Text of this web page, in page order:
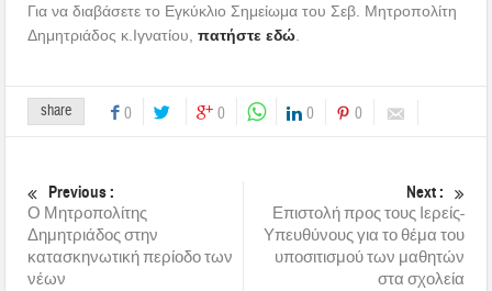
Για να διαβάσετε το Εγκύκλιο Σημείωμα του Σεβ. Μητροπολίτη
Δημητριάδος κ.Ιγνατίου,πατήστε εδώ
share 0 0 0 0
Previous :
Ο Μητροπολίτης
Δημητριάδος στην
κατασκηνωτική περίοδο των
νέων
Next :
Επιστολή προς τους Ιερείς-
Υπευθύνους για το θέμα του
υποσιτισμού των μαθητών
στα σχολεία